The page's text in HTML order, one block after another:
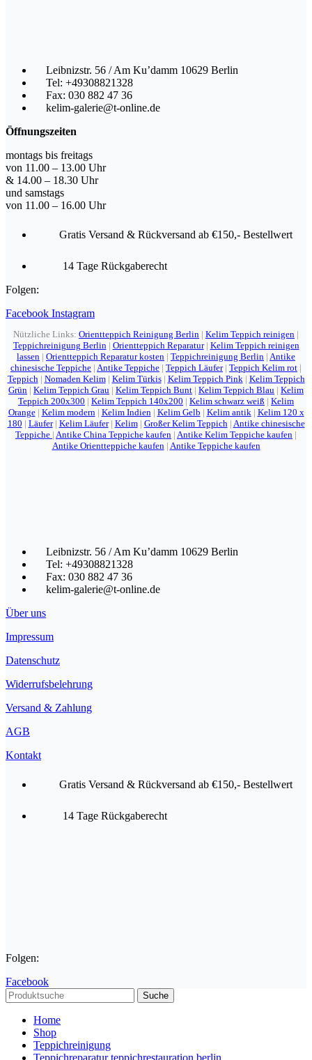
Leibnizstr. 56 / Am Ku’damm 10629 Berlin
Tel: +49308821328
Fax: 030 882 47 36
kelim-galerie@t-online.de
Öffnungszeiten
montags bis freitags
von 11.00 – 13.00 Uhr
& 14.00 – 18.30 Uhr
und samstags
von 11.00 – 16.00 Uhr
Gratis Versand & Rückversand ab €150,- Bestellwert
14 Tage Rückgaberecht
Folgen:
Facebook Instagram
Nützliche Links: Orientteppich Reinigung Berlin | Kelim Teppich reinigen |
Teppichreinigung Berlin | Orientteppich Reparatur| Kelim Teppich reinigen
lassen | Orientteppich Reparatur kosten | Teppichreinigung Berlin | Antike
chinesische Teppiche | Antike Teppiche | Teppich Läufer| Teppich Kelim rot |
Teppich | Nomaden Kelim| Kelim Türkis| Kelim Teppich Pink | Kelim Teppich
Grün | Kelim Teppich Grau | Kelim Teppich Bunt | Kelim Teppich Blau | Kelim
Teppich 200x300 | Kelim Teppich 140x200 | Kelim schwarz weiß | Kelim
Orange| Kelim modern | Kelim Indien | Kelim Gelb | Kelim antik | Kelim 120 x
180 | Läufer| Kelim Läufer| Kelim| Großer Kelim Teppich | Antike chinesische
Teppiche | Antike China Teppiche kaufen | Antike Kelim Teppiche kaufen |
Antike Orientteppiche kaufen | Antike Teppiche kaufen
Leibnizstr. 56 / Am Ku’damm 10629 Berlin
Tel: +49308821328
Fax: 030 882 47 36
kelim-galerie@t-online.de
Über uns
Impressum
Datenschutz
Widerrufsbelehrung
Versand & Zahlung
AGB
Kontakt
Gratis Versand & Rückversand ab €150,- Bestellwert
14 Tage Rückgaberecht
Folgen:
Facebook
Suche
Home
Shop
Teppichreinigung
Teppichreparatur teppichrestauration berlin